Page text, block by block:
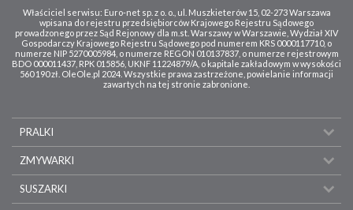
Właściciel serwisu: Euro-net sp. z o. o., ul. Muszkieterów 15, 02-273 Warszawa
wpisana do rejestru przedsiębiorców Krajowego Rejestru Sądowego
prowadzonego przez Sąd Rejonowy dla m.st. Warszawy w Warszawie, Wydział XIV
Gospodarczy Krajowego Rejestru Sądowego pod numerem KRS 0000117710, o
numerze NIP 5270005984, o numerze REGON 010137837, o numerze rejestrowym
BDO 000011437, RPK 015856, UKNF 11224879/A, o kapitale zakładowym w wysokości
560 190 zł. OleOle.pl 2024. Wszystkie prawa zastrzeżone, powielanie informacji
zawartych na tej stronie zabronione.
PRALKI
ZMYWARKI
SUSZARKI